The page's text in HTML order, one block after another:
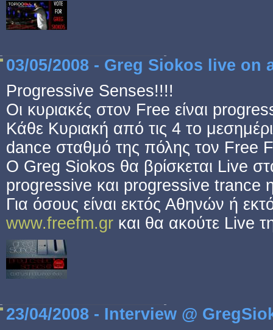
03/05/2008 - Greg Siokos live on
Progressive Senses!!!!
Οι κυριακές στον Free είναι
Κάθε Κυριακή από τις 4 το
dance σταθμό της πόλης τον Free
Ο Greg Siokos θα βρίσκεται Live
progressive και progressive trance
Για όσους είναι εκτός Αθηνών ή
www.freefm.gr και θα ακούτε Live
23/04/2008 - Interview @